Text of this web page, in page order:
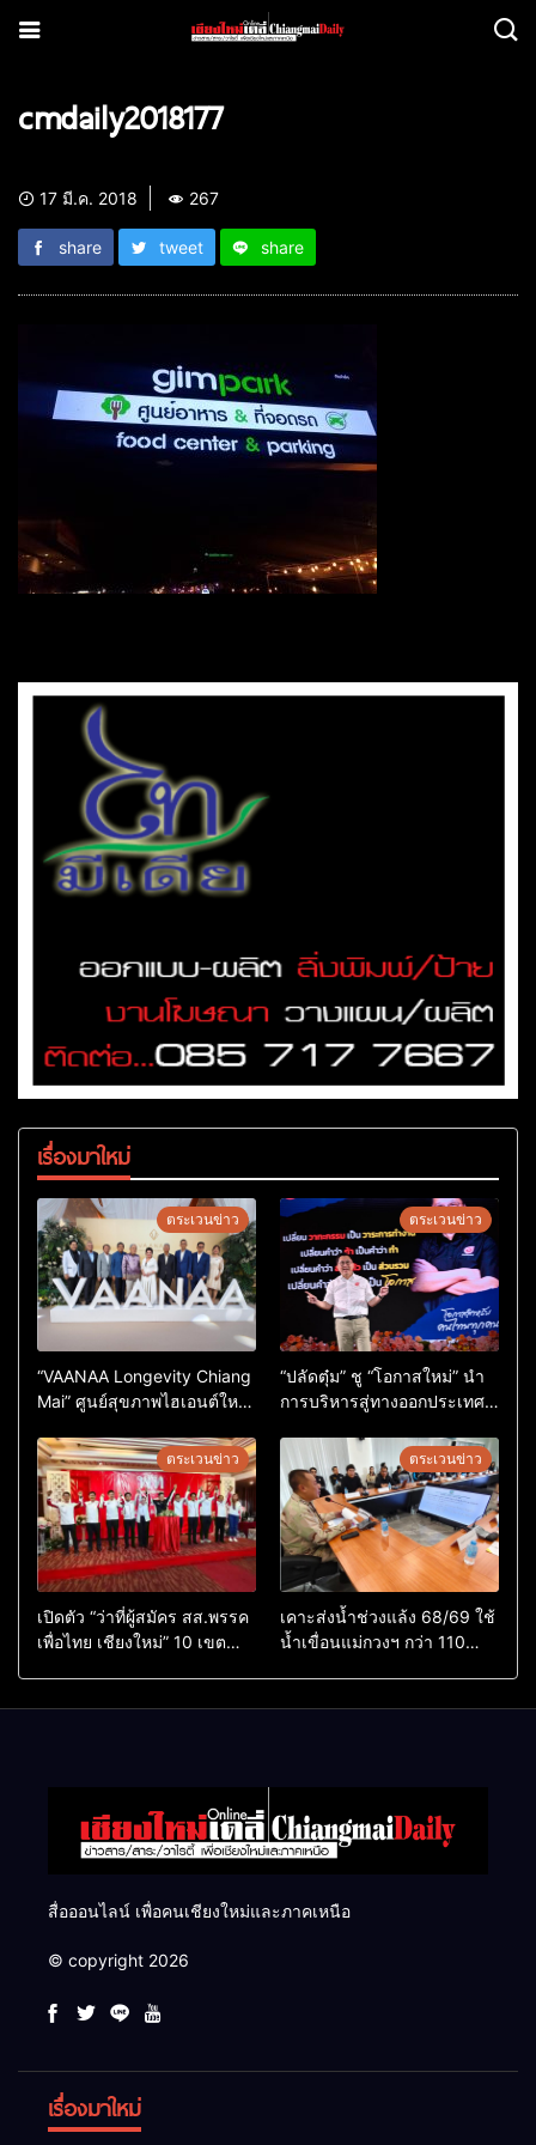
cmdaily2018177
17 มี.ค. 2018 267
share tweet share
เรื่องมาใหม่
ตระเวนข่าว
“VAANAA Longevity Chiang
Mai” ศูนย์สุขภาพไฮเอนต์ใหญ่
ตระเวนข่าว
“ปลัดตุ๋ม” ชู “โอกาสใหม่” นำ
การบริหารสู่ทางออกประเทศ
ตระเวนข่าว
เปิดตัว “ว่าที่ผู้สมัคร สส.พรรค
เพื่อไทย เชียงใหม่” 10 เขต
ตระเวนข่าว
เคาะส่งน้ำช่วงแล้ง 68/69 ใช้
น้ำเขื่อนแม่กวงฯ กว่า 110
สื่อออนไลน์ เพื่อคนเชียงใหม่และภาคเหนือ
© copyright 2026
เรื่องมาใหม่